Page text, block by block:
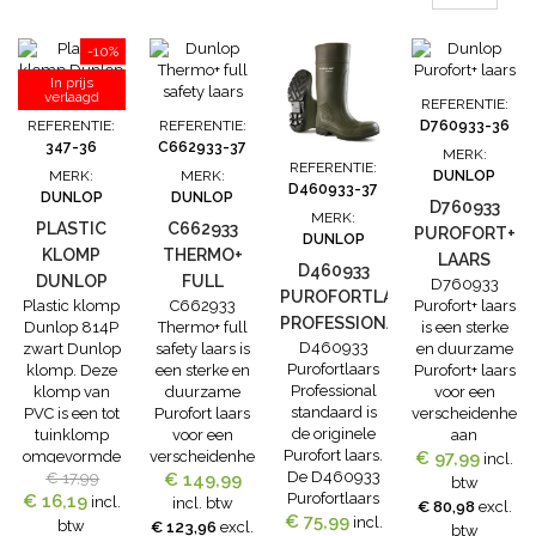
tussenzool die
is.De Blizzard
thermo laars
wordt ook veel
gebruikt om
de hond uit te
laten tijdens
de koudere
dagen. De
laars is
-10%
In prijs
verlaagd
REFERENTIE:
347-36
MERK:
DUNLOP
PLASTIC
KLOMP
DUNLOP
814P ZWART
Plastic klomp
Dunlop 814P
zwart Dunlop
klomp. Deze
klomp van
PVC is een tot
tuinklomp
omgevormde
laars, waarvan
de schacht is
afgehaald. Zo
€ 17,99
€ 16,19 incl.
btw
REFERENTIE:
C662933-37
MERK:
DUNLOP
C662933
THERMO+
FULL
SAFETY
LAARS
C662933
Thermo+ full
safety laars is
een sterke en
duurzame
Purofort laars
voor een
verscheidenheid
aan
toepassingen
in de
€ 149,99
incl. btw
€ 123,96 excl.
REFERENTIE:
D460933-37
MERK:
DUNLOP
D460933
PUROFORTLAARS
PROFESSIONAL
STANDAARD
D460933
Purofortlaars
Professional
standaard is
de originele
Purofort laars.
De D460933
Purofortlaars
Professional
€ 75,99 incl.
REFERENTIE:
D760933-36
MERK:
DUNLOP
D760933
PUROFORT+
LAARS
D760933
Purofort+ laars
is een sterke
en duurzame
Purofort+ laars
voor een
verscheidenheid
aan
toepassingen
in de
landbouw. De
D760933
€ 97,99 incl.
btw
€ 80,98 excl.
btw